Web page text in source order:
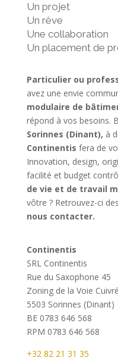
Un projet
Un rêve
Une collaboration
Un placement de
Particulier ou
avez une envie
modulaire de
répond à vos besoins.
Sorinnes (Dinant), à
Continentis fera de
Innovation, design,
facilité et budget
de vie et de travail
vôtre ? Retrouvez-ci
nous contacter.
Continentis
SRL Continentis
Rue du Saxophone 45
Zoning de la Voie
5503 Sorinnes (Dinant)
BE 0783 646 568
RPM 0783 646 568
+32 82 21 31 35